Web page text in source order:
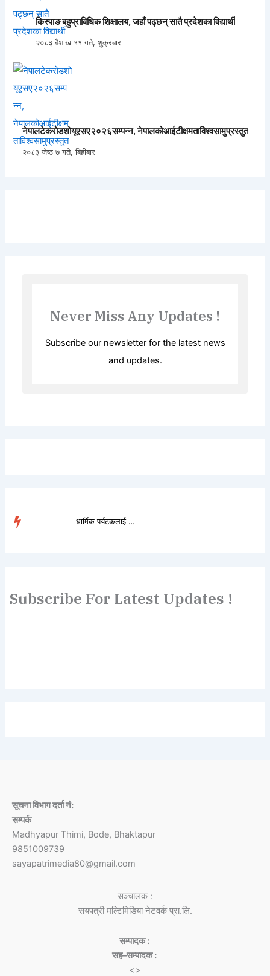
किस्पाङ बहुप्राविधिक शिक्षालय, जहाँ पढ्छन् सातै प्रदेशका विद्यार्थी
२०८३ बैशाख ११ गते, शुक्रबार
नेपालटेकरोडशोयूएसए२०२६सम्पन्न, नेपालकोआईटीक्षमताविश्वसामुप्रस्तुत
२०८३ जेष्ठ ७ गते, बिहीबार
Never Miss Any Updates !
Subscribe our newsletter for the latest news
and updates.
धार्मिक पर्यटकलाई लोभ�...
Subscribe For Latest Updates !
सूचना विभाग दर्ता नं:
सम्पर्क
Madhyapur Thimi, Bode, Bhaktapur
9851009739
sayapatrimedia80@gmail.com
सञ्चालक :
सयपत्री मल्टिमिडिया नेटवर्क प्रा.लि.
सम्पादक :
सह–सम्पादक :
<>